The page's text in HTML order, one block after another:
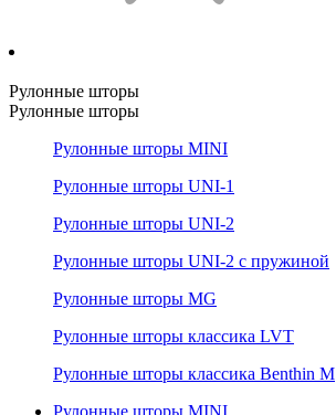
Рулонные шторы
Рулонные шторы
Рулонные шторы MINI
Рулонные шторы UNI-1
Рулонные шторы UNI-2
Рулонные шторы UNI-2 с пружиной
Рулонные шторы MG
Рулонные шторы классика LVT
Рулонные шторы классика Benthin M
Рулонные шторы MINI